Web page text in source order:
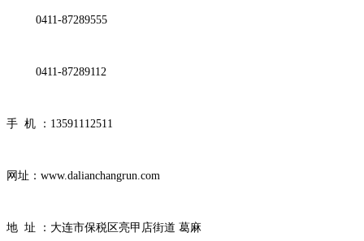
0411-87289555
0411-87289112
手 机 ：13591112511
网址：www.dalianchangrun.com
地 址 ：大连市保税区亮甲店街道 葛麻